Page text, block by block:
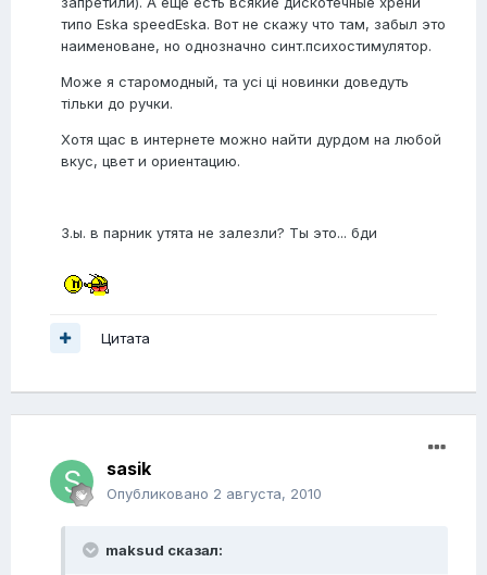
типо Eska speedEska. Вот не скажу что там, забыл это
наименоване, но однозначно синт.психостимулятор.
Може я старомодный, та усі ці новинки доведуть
тільки до ручки.
Хотя щас в интернете можно найти дурдом на любой
вкус, цвет и ориентацию.
З.ы. в парник утята не залезли? Ты это... бди
Цитата
sasik
Опубликовано 2 августа, 2010
maksud сказал: